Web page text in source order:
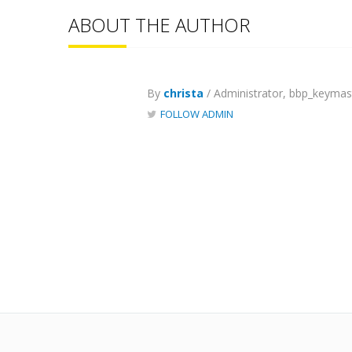
ABOUT THE AUTHOR
By christa / Administrator,
FOLLOW ADMIN